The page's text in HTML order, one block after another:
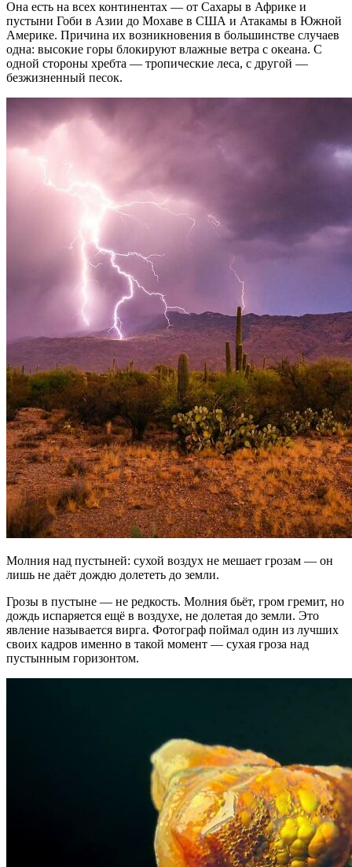
Она есть на всех континентах — от Сахары в Африке и
пустыни Гоби в Азии до Мохаве в США и Атакамы в Южной
Америке. Причина их возникновения в большинстве случаев
одна: высокие горы блокируют влажные ветра с океана. С
одной стороны хребта — тропические леса, с другой —
безжизненный песок.
Молния над пустыней: сухой воздух не мешает грозам — он
лишь не даёт дождю долететь до земли.
Грозы в пустыне — не редкость. Молния бьёт, гром гремит, но
дождь испаряется ещё в воздухе, не долетая до земли. Это
явление называется вирга. Фотограф поймал один из лучших
своих кадров именно в такой момент — сухая гроза над
пустынным горизонтом.